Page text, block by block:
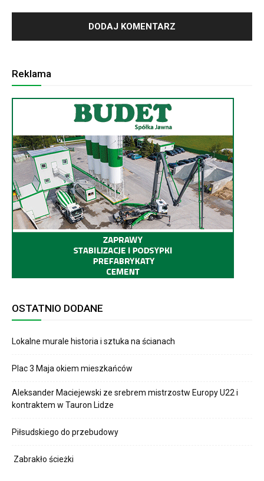
Reklama
OSTATNIO DODANE
Lokalne murale historia i sztuka na ścianach
Plac 3 Maja okiem mieszkańców
Aleksander Maciejewski ze srebrem mistrzostw Europy U22 i
kontraktem w Tauron Lidze
Piłsudskiego do przebudowy
Zabrakło ścieżki